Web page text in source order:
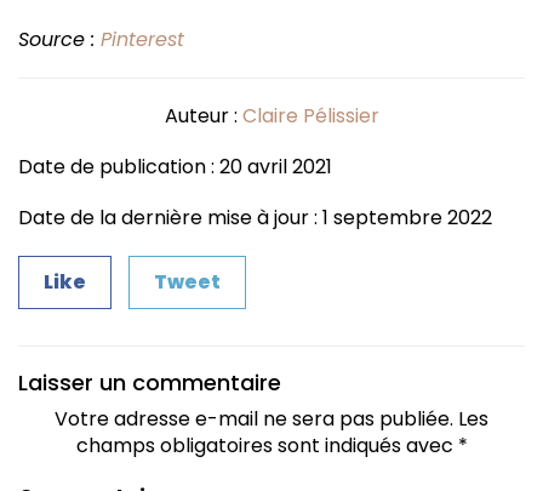
Source : Pinterest
Auteur : Claire Pélissier
Date de publication : 20 avril 2021
Date de la dernière mise à jour : 1 septembre 2022
Like Tweet
Laisser un commentaire
Votre adresse e-mail ne sera pas publiée. Les
champs obligatoires sont indiqués avec *